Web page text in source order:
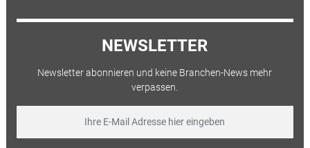
NEWSLETTER
Newsletter abonnieren und keine Branchen-News mehr
verpassen.